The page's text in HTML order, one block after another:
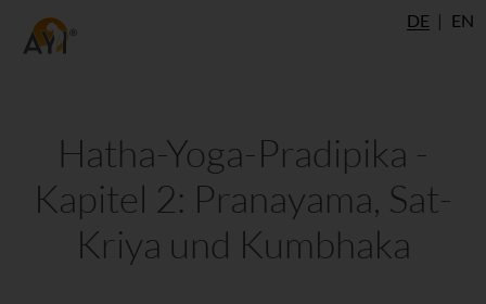
DE EN
Hatha-Yoga-Pradipika -
Kapitel 2: Pranayama, Sat-
Kriya und Kumbhaka